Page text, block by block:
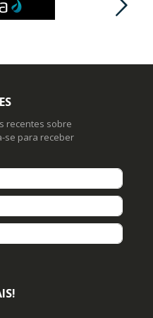
recentes sobre
se para receber